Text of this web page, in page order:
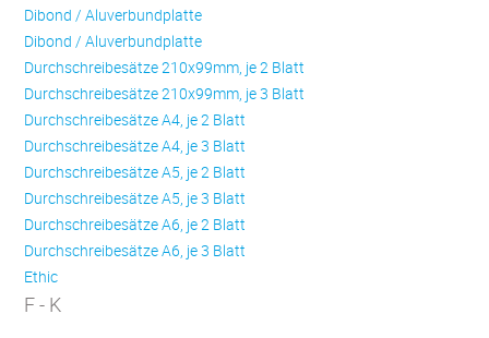
Dibond / Aluverbundplatte
Dibond / Aluverbundplatte
Durchschreibesätze 210x99mm, je 2 Blatt
Durchschreibesätze 210x99mm, je 3 Blatt
Durchschreibesätze A4, je 2 Blatt
Durchschreibesätze A4, je 3 Blatt
Durchschreibesätze A5, je 2 Blatt
Durchschreibesätze A5, je 3 Blatt
Durchschreibesätze A6, je 2 Blatt
Durchschreibesätze A6, je 3 Blatt
Ethic
F - K